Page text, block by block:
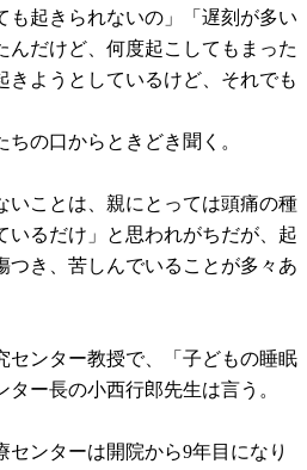
も起きられないの」「遅刻が多い
んだけど、何度起こしてもまった
きようとしているけど、それでも
の口からときどき聞く。
いことは、親にとっては頭痛の種
いるだけ」と思われがちだが、起
つき、苦しんでいることが多々あ
センター教授で、「子どもの睡眠
ー長の小西行郎先生は言う。
センターは開院から9年目になり